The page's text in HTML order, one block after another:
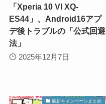
「Xperia 10 VI XQ-
ES44」、Android16アプ
デ後トラブルの「公式回避
法」
2025年12月7日
最新キャンペーンまとめ